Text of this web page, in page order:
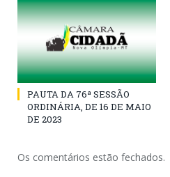
PAUTA DA 76ª SESSÃO
ORDINÁRIA, DE 16 DE MAIO
DE 2023
Os comentários estão fechados.